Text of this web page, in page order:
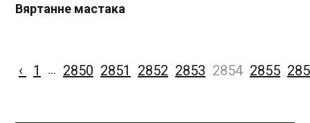
Вяртанне мастака
‹ 1 … 2850 2851 2852 2853 2854 2855